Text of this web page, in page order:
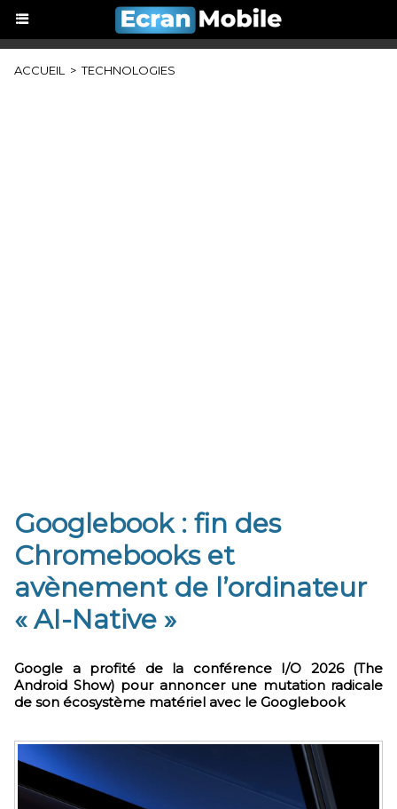
ACCUEIL > TECHNOLOGIES
​Googlebook : fin des
Chromebooks et
avènement de l’ordinateur
« AI-Native »
Google a profité de la conférence I/O 2026 (The
Android Show) pour annoncer une mutation radicale
de son écosystème matériel avec le Googlebook